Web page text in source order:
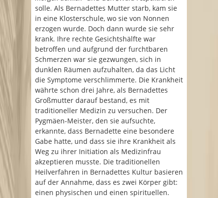
solle. Als Bernadettes Mutter starb, kam sie
in eine Klosterschule, wo sie von Nonnen
erzogen wurde. Doch dann wurde sie sehr
krank. Ihre rechte Gesichtshälfte war
betroffen und aufgrund der furchtbaren
Schmerzen war sie gezwungen, sich in
dunklen Räumen aufzuhalten, da das Licht
die Symptome verschlimmerte. Die Krankheit
währte schon drei Jahre, als Bernadettes
Großmutter darauf bestand, es mit
traditioneller Medizin zu versuchen. Der
Pygmäen-Meister, den sie aufsuchte,
erkannte, dass Bernadette eine besondere
Gabe hatte, und dass sie ihre Krankheit als
Weg zu ihrer Initiation als Medizinfrau
akzeptieren musste. Die traditionellen
Heilverfahren in Bernadettes Kultur basieren
auf der Annahme, dass es zwei Körper gibt:
einen physischen und einen spirituellen.